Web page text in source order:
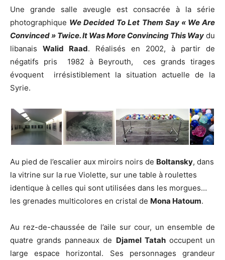
Une grande salle aveugle est consacrée à la série
photographique We Decided To Let Them Say « We Are
Convinced » Twice. It Was More Convincing This Way du
libanais Walid Raad. Réalisés en 2002, à partir de
négatifs pris 1982 à Beyrouth, ces grands tirages
évoquent irrésistiblement la situation actuelle de la
Syrie.
Au pied de l’escalier aux miroirs noirs de Boltansky, dans
la vitrine sur la rue Violette, sur une table à roulettes
identique à celles qui sont utilisées dans les morgues…
les grenades multicolores en cristal de Mona Hatoum.
Au rez-de-chaussée de l’aile sur cour, un ensemble de
quatre grands panneaux de Djamel Tatahoccupent un
large espace horizontal. Ses personnages grandeur